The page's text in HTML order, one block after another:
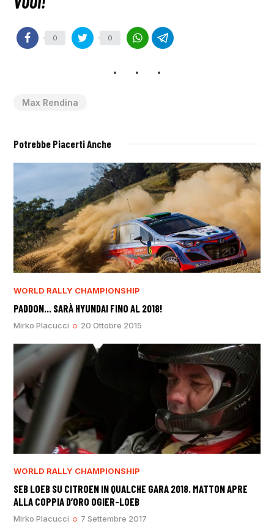
0 0
Max Rendina
Potrebbe Piacerti Anche
WORLD RALLY CHAMPIONSHIP
PADDON… SARÀ HYUNDAI FINO AL 2018!
Mirko Placucci 20 Ottobre 2015
WORLD RALLY CHAMPIONSHIP
SEB LOEB SU CITROEN IN QUALCHE GARA 2018. MATTON APRE
ALLA COPPIA D’ORO OGIER-LOEB
Mirko Placucci 7 Settembre 2017